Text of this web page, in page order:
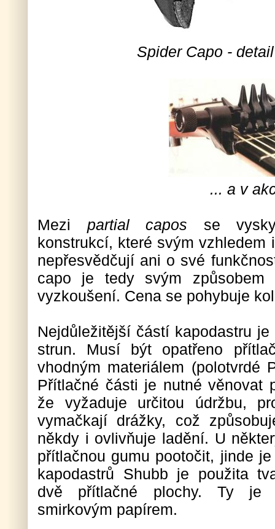
Spider Capo -
... a v
Mezi partial capos se
konstrukcí, které svým
nepřesvědčují ani o své
capo je tedy svým
vyzkoušení. Cena se pohybuje
Nejdůležitější částí kapodastru
strun. Musí být opatřeno
vhodným materiálem (polotvrdé
Přítlačné části je nutné věnovat
že vyžaduje určitou údržbu,
vymačkají drážky, což
někdy i ovlivňuje ladění. U
přítlačnou gumu pootočit, jinde
kapodastrů Shubb je použita
dvě přítlačné plochy. Ty je
smirkovým papírem.